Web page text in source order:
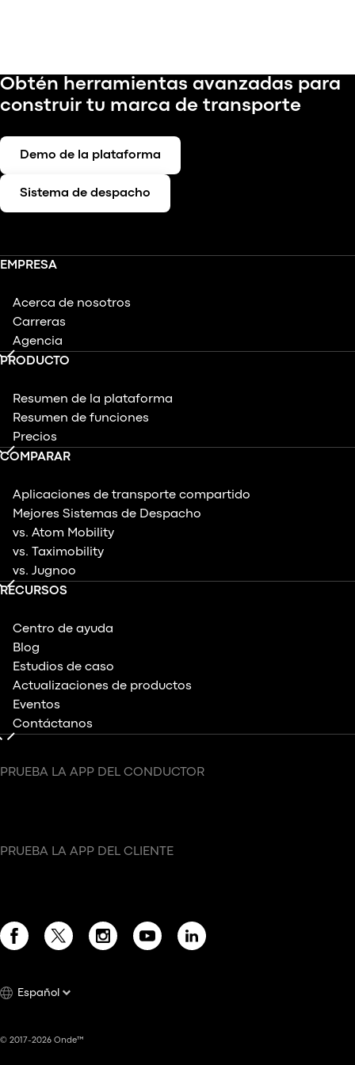
Obtén herramientas avanzadas para
construir tu marca de transporte
Demo de la plataforma
Sistema de despacho
EMPRESA
Acerca de nosotros
Carreras
Agencia
PRODUCTO
Resumen de la plataforma
Resumen de funciones
Precios
COMPARAR
Aplicaciones de transporte compartido
Mejores Sistemas de Despacho
vs. Atom Mobility
vs. Taximobility
vs. Jugnoo
RECURSOS
Centro de ayuda
Blog
Estudios de caso
Actualizaciones de productos
Eventos
Contáctanos
PRUEBA LA APP DEL CONDUCTOR
PRUEBA LA APP DEL CLIENTE
Español
© 2017-2026 Onde™